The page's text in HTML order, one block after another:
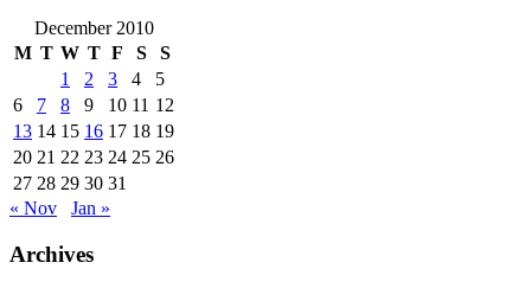
December 2010
M T W T F S
S
1
2 3 4
5
6
7 8 9 10 11 12
13 14 15 16 17 18 19
20 21 22 23 24 25 26
27 28 29 30 31
« Nov
Jan »
Archives